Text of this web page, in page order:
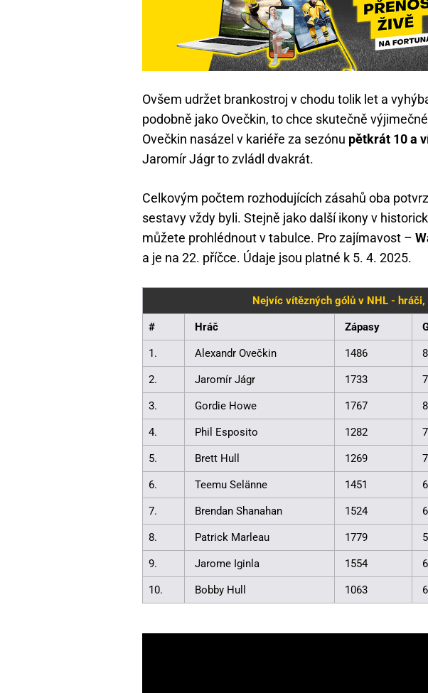
Ovšem udržet brankostroj v chodu tolik let a
podobně jako Ovečkin, to chce skutečně
Ovečkin nasázel v kariéře za sezónu pětkrát 10 a
Jaromír Jágr to zvládl dvakrát.
Celkovým počtem rozhodujících zásahů oba
sestavy vždy byli. Stejně jako další ikony v
můžete prohlédnout v tabulce. Pro zajímavost –
a je na 22. příčce. Údaje jsou platné k 5. 4. 2025.
Nejvíc vítězných gólů v NHL -
# Hráč Zápasy
1. Alexandr Ovečkin 1486
2. Jaromír Jágr 1733
3. Gordie Howe 1767
4. Phil Esposito 1282
5. Brett Hull 1269
6. Teemu Selänne 1451
7. Brendan Shanahan 1524
8. Patrick Marleau 1779
9. Jarome Iginla 1554
10. Bobby Hull 1063